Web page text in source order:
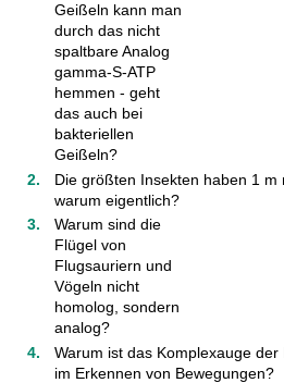
Geißeln kann man
durch das nicht
spaltbare Analog
gamma-S-ATP
hemmen - geht
das auch bei
bakteriellen
Geißeln?
Die größten Insekten haben 1 m
warum eigentlich?
Warum sind die
Flügel von
Flugsauriern und
Vögeln nicht
homolog, sondern
analog?
Warum ist das Komplexauge
im Erkennen von Bewegungen?